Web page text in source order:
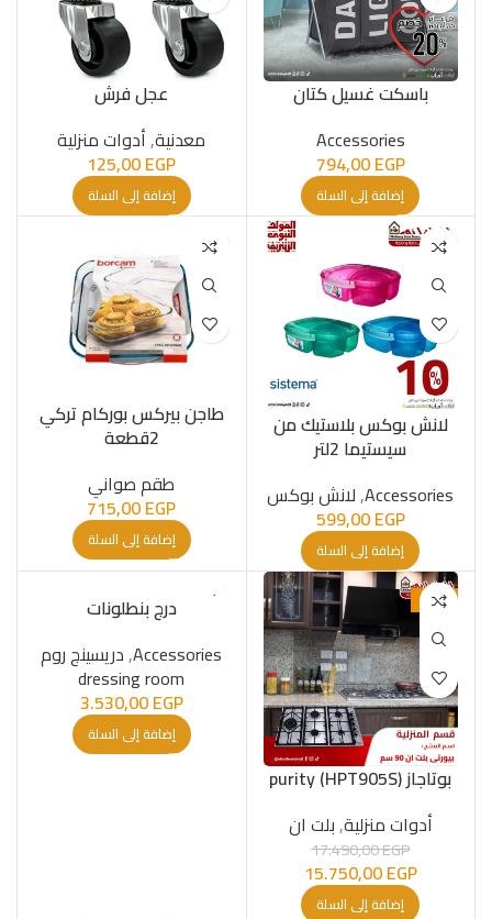
باسكت غسيل كتان
Accessories
794,00EGP
إضافة إلى السلة
عجل فرش
معدنیة,أدوات منزلية
125,00EGP
إضافة إلى السلة
لانش بوكس بلاستيك من
سيستيما 2لتر
Accessories
,لانش بوكس
599,00EGP
إضافة إلى السلة
طاجن بيركس بوركام تركي
2قطعة
طقم صواني
715,00EGP
إضافة إلى السلة
-10%
بوتاجاز purity (HPT905S)
أدوات منزلية,بلت ان
17.490,00EGP
15.750,00EGP
إضافة إلى السلة
درج بنطلونات
Accessories
,دريسينج روم
dressing room
3.530,00EGP
إضافة إلى السلة